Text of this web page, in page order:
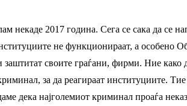
2017 година. Сега се сака да се
не функционираат, а особено
заштитат своите граѓани, фирми. Ние
за да реагираат институциите.
дека најголемиот криминал проаѓа